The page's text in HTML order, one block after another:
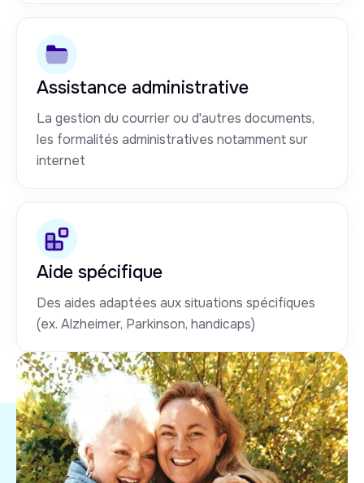
Assistance administrative
La gestion du courrier ou d'autres documents,
les formalités administratives notamment sur
internet
Aide spécifique
Des aides adaptées aux situations spécifiques
(ex. Alzheimer, Parkinson, handicaps)